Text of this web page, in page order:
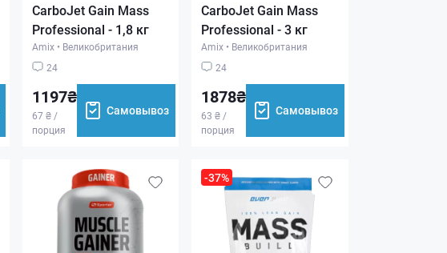
CarboJet Gain Mass
Professional - 1,8 кг
Amix • Великобритания
24
1197₴
67 ₴ /
порция
Самовывоз
CarboJet Gain Mass
Professional - 3 кг
Amix • Великобритания
24
1878₴
63 ₴ /
порция
Самовывоз
-37%